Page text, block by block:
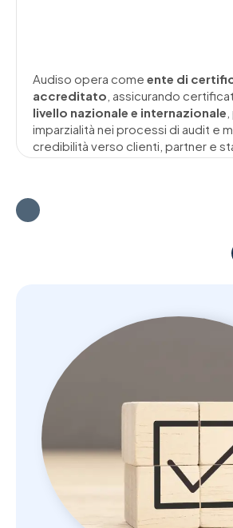
Audiso opera come ente di
accreditato , assicurando
livello nazionale e internazionale
imparzialità nei processi di audit e
credibilità verso clienti, partner e